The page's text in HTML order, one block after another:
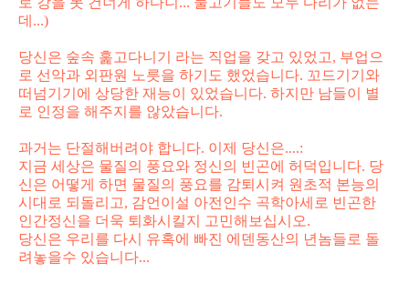
데...)
당신은 숲속 훑고다니기 라는 직업을 갖고 있었고, 부업으
로 선악과 외판원 노릇을 하기도 했었습니다. 꼬드기기와
떠넘기기에 상당한 재능이 있었습니다. 하지만 남들이 별
로 인정을 해주지를 않았습니다.
과거는 단절해버려야 합니다. 이제 당신은....:
지금 세상은 물질의 풍요와 정신의 빈곤에 허덕입니다. 당
신은 어떻게 하면 물질의 풍요를 감퇴시켜 원초적 본능의
시대로 되돌리고, 감언이설 아전인수 곡학아세로 빈곤한
인간정신을 더욱 퇴화시킬지 고민해보십시오.
당신은 우리를 다시 유혹에 빠진 에덴동산의 년놈들로 돌
려놓을수 있습니다...